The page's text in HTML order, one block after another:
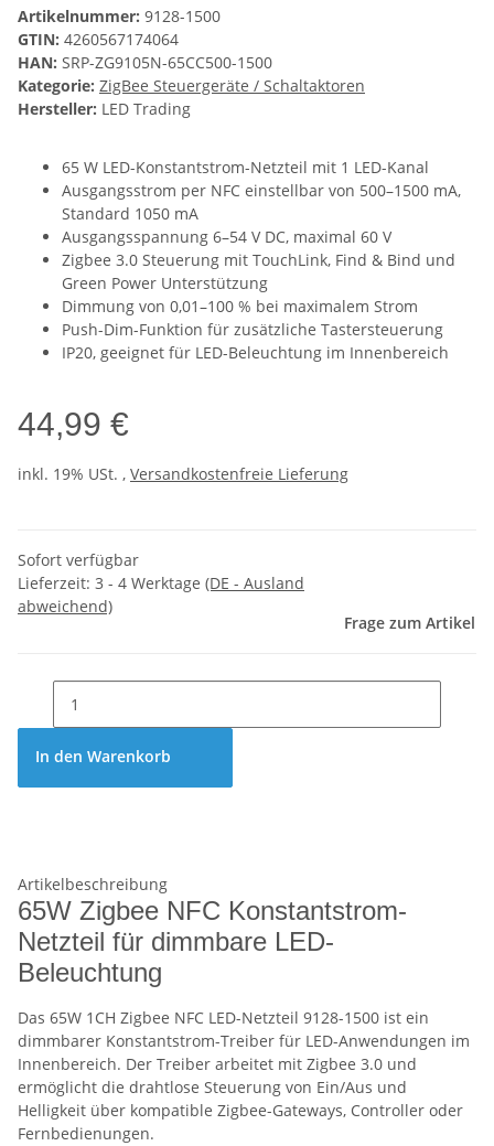
Artikelnummer: 9128-1500
GTIN: 4260567174064
HAN: SRP-ZG9105N-65CC500-1500
Kategorie: ZigBee Steuergeräte / Schaltaktoren
Hersteller: LED Trading
65 W LED-Konstantstrom-Netzteil mit 1 LED-Kanal
Ausgangsstrom per NFC einstellbar von 500–1500 mA,
Standard 1050 mA
Ausgangsspannung 6–54 V DC, maximal 60 V
Zigbee 3.0 Steuerung mit TouchLink, Find & Bind und
Green Power Unterstützung
Dimmung von 0,01–100 % bei maximalem Strom
Push-Dim-Funktion für zusätzliche Tastersteuerung
IP20, geeignet für LED-Beleuchtung im Innenbereich
44,99 €
inkl. 19% USt. , Versandkostenfreie Lieferung
Sofort verfügbar
Lieferzeit: 3 - 4 Werktage (DE - Ausland
abweichend)
Frage zum Artikel
In den Warenkorb
Artikelbeschreibung
65W Zigbee NFC Konstantstrom-
Netzteil für dimmbare LED-
Beleuchtung
Das 65W 1CH Zigbee NFC LED-Netzteil 9128-1500 ist ein
dimmbarer Konstantstrom-Treiber für LED-Anwendungen im
Innenbereich. Der Treiber arbeitet mit Zigbee 3.0 und
ermöglicht die drahtlose Steuerung von Ein/Aus und
Helligkeit über kompatible Zigbee-Gateways, Controller oder
Fernbedienungen.